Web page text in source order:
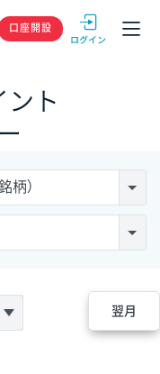
GMOクリック
口座開設
ント
柄）
翌月